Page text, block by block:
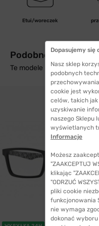
Etui/woreczek
Podobne produkty z
Te modele mogą Cię
Dopasujemy się
Nasz sklep
podobnych
cookie jest
celów, takich
uzyskiwanie
naszego Sklepu
wyświetlanych
Informacje
Możesz
"ZAAKCEPTUJ
klikając
"ODRZUĆ
pliki cookie
funkcjonowania
nie wymaga
dokonać